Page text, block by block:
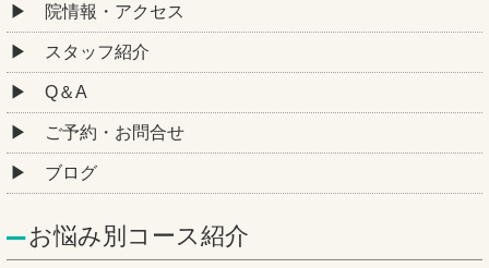
院情報・アクセス
スタッフ紹介
Q＆A
ご予約・お問合せ
ブログ
お悩み別コース紹介